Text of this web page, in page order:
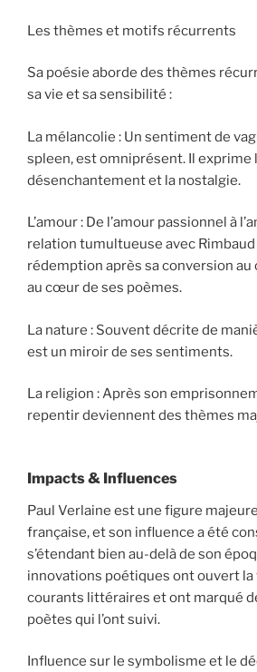
Les thèmes et motifs récurrents
Sa poésie aborde des thèmes
sa vie et sa sensibilité :
La mélancolie : Un sentiment de
spleen, est omniprésent. Il exprime
désenchantement et la nostalgie.
L’amour : De l’amour passionnel à
relation tumultueuse avec
rédemption après sa conversion
au cœur de ses poèmes.
La nature : Souvent décrite de
est un miroir de ses sentiments.
La religion : Après son
repentir deviennent des thèmes
Impacts & Influences
Paul Verlaine est une figure
française, et son influence a été
s’étendant bien au-delà de son
innovations poétiques ont ouvert la
courants littéraires et ont marqué
poètes qui l’ont suivi.
Influence sur le symbolisme et le